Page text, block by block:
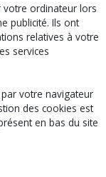
votre ordinateur lors
publicité. Ils ont
relatives à votre
services
votre navigateur
des cookies est
en bas du site